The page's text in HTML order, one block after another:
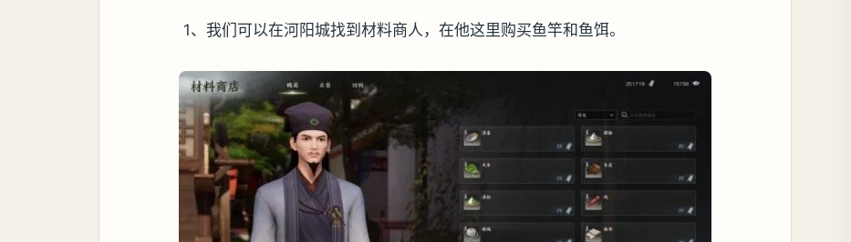
1、我们可以在河阳城找到材料商人，在他这里购买鱼竿和鱼饵‌。